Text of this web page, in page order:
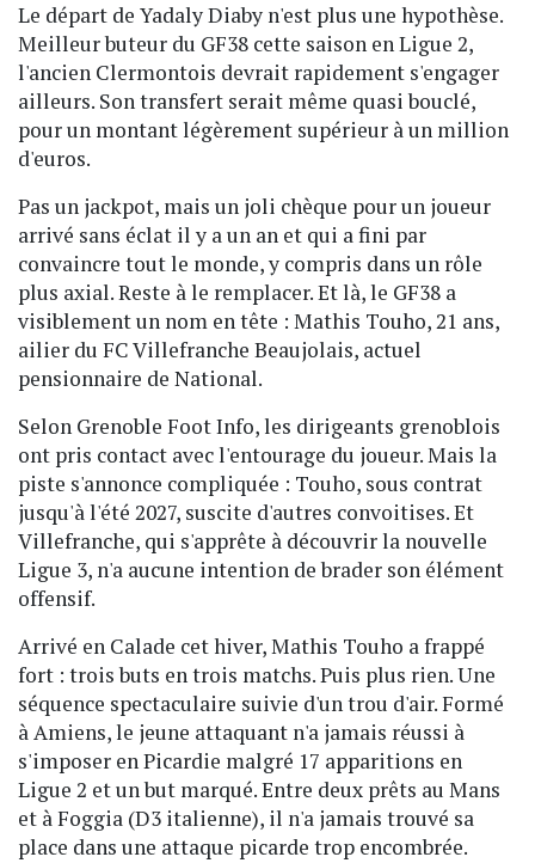
Le départ de Yadaly Diaby n'est plus une hypothèse.
Meilleur buteur du GF38 cette saison en Ligue 2,
l'ancien Clermontois devrait rapidement s'engager
ailleurs. Son transfert serait même quasi bouclé,
pour un montant légèrement supérieur à un million
d'euros.
Pas un jackpot, mais un joli chèque pour un joueur
arrivé sans éclat il y a un an et qui a fini par
convaincre tout le monde, y compris dans un rôle
plus axial. Reste à le remplacer. Et là, le GF38 a
visiblement un nom en tête : Mathis Touho, 21 ans,
ailier du FC Villefranche Beaujolais, actuel
pensionnaire de National.
Selon Grenoble Foot Info, les dirigeants grenoblois
ont pris contact avec l'entourage du joueur. Mais la
piste s'annonce compliquée : Touho, sous contrat
jusqu'à l'été 2027, suscite d'autres convoitises. Et
Villefranche, qui s'apprête à découvrir la nouvelle
Ligue 3, n'a aucune intention de brader son élément
offensif.
Arrivé en Calade cet hiver, Mathis Touho a frappé
fort : trois buts en trois matchs. Puis plus rien. Une
séquence spectaculaire suivie d'un trou d'air. Formé
à Amiens, le jeune attaquant n'a jamais réussi à
s'imposer en Picardie malgré 17 apparitions en
Ligue 2 et un but marqué. Entre deux prêts au Mans
et à Foggia (D3 italienne), il n'a jamais trouvé sa
place dans une attaque picarde trop encombrée.